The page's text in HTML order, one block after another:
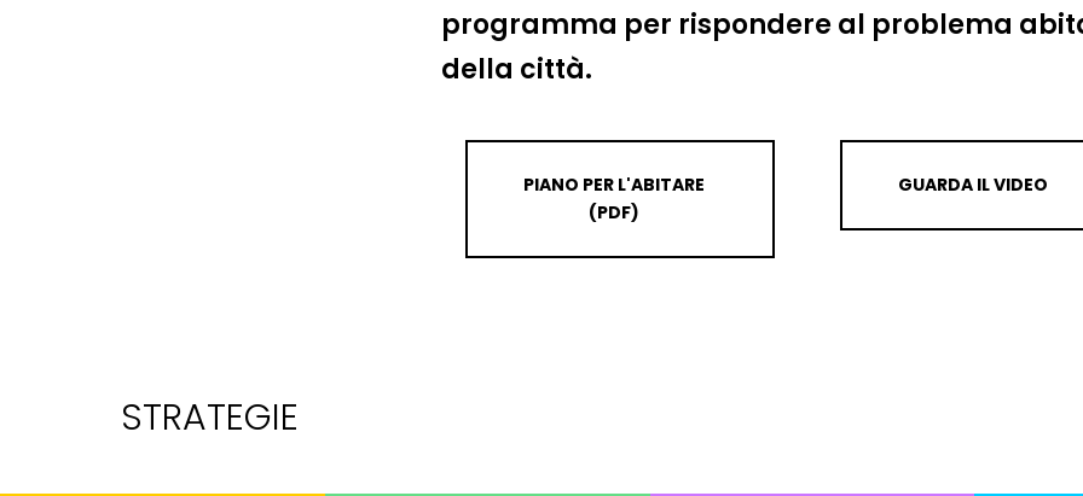
programma per rispondere al problema
della città.
PIANO PER L'ABITARE
(PDF)
GUARDA IL VIDEO
STRATEGIE